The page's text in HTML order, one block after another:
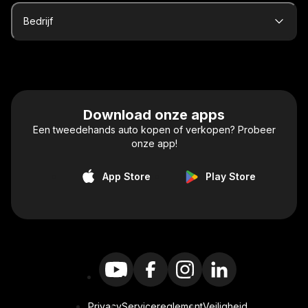
Bedrijf
Download onze apps
Een tweedehands auto kopen of verkopen? Probeer
onze app!
App Store Play Store